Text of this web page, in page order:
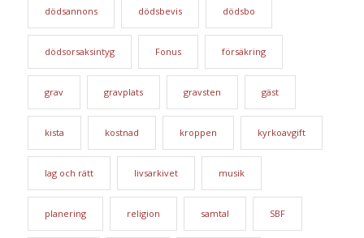
dödsannons dödsbevis dödsbo
dödsorsaksintyg Fonus försäkring
grav gravplats gravsten gäst
kista kostnad kroppen kyrkoavgift
lag och rätt livsarkivet musik
planering religion samtal SBF